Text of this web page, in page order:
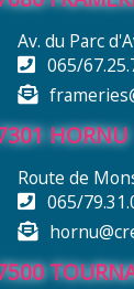
Av. du Parc
065/
HORNU
Route de
065/